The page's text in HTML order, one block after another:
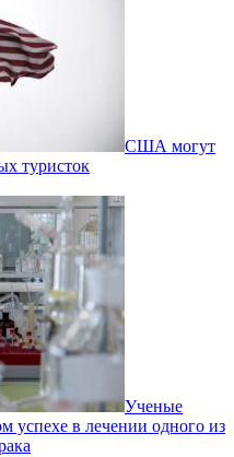
США могут
туристок
Ученые
успехе в лечении одного из